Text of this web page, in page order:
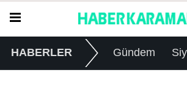
HABERLER Gündem